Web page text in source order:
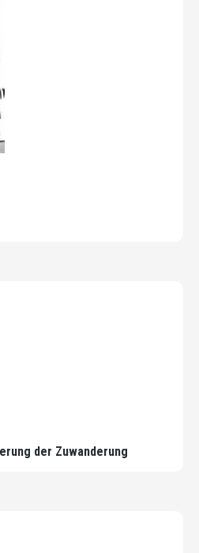
der Zuwanderung